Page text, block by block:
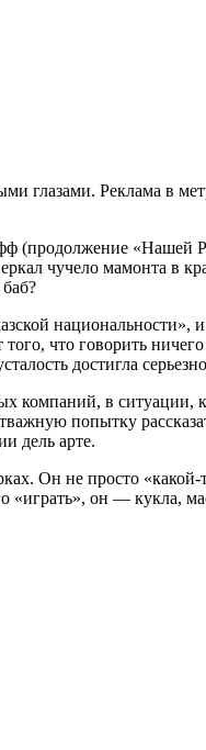
глазами. Реклама в
(продолжение «Нашей
чучело мамонта в
национальности»,
что говорить
достигла
компаний, в ситуации,
попытку
дель арте.
Он не просто «какой-
«играть», он — кукла,